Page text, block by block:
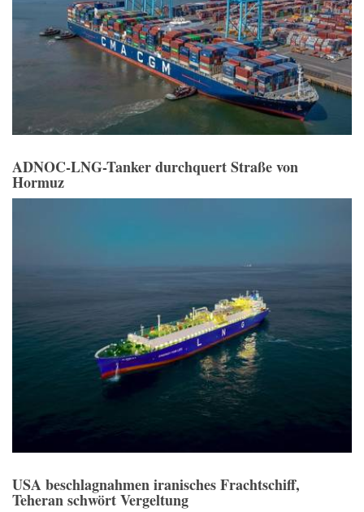
ADNOC-LNG-Tanker durchquert Straße von
Hormuz
USA beschlagnahmen iranisches Frachtschiff,
Teheran schwört Vergeltung